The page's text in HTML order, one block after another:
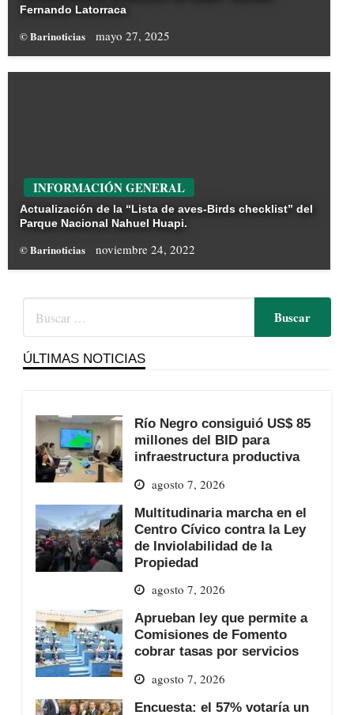
Fernando Latorraca
© Barinoticias mayo 27, 2025
INFORMACIÓN GENERAL
Actualización de la “Lista de aves-Birds checklist” del
Parque Nacional Nahuel Huapi.
© Barinoticias noviembre 24, 2022
ÚLTIMAS NOTICIAS
Río Negro consiguió US$ 85
millones del BID para
infraestructura productiva
agosto 7, 2026
Multitudinaria marcha en el
Centro Cívico contra la Ley
de Inviolabilidad de la
Propiedad
agosto 7, 2026
Aprueban ley que permite a
Comisiones de Fomento
cobrar tasas por servicios
agosto 7, 2026
Encuesta: el 57% votaría un